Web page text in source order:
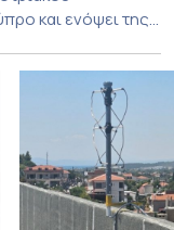
και ενόψει της
του Τμήματος
τον Σεπτέμβριο
και
Ηρειώτης, και ο